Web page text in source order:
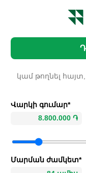
կամ թողնել
Վարկի գումար*
Մարման ժամկետ*